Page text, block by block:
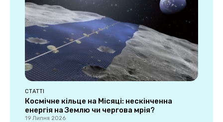
СТАТТІ
Космічне кільце на Місяці: нескінченна
енергія на Землю чи чергова мрія?
19 Липня 2026